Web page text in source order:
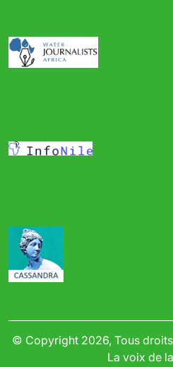
© Copyright 2026, Tous droits
La voix de